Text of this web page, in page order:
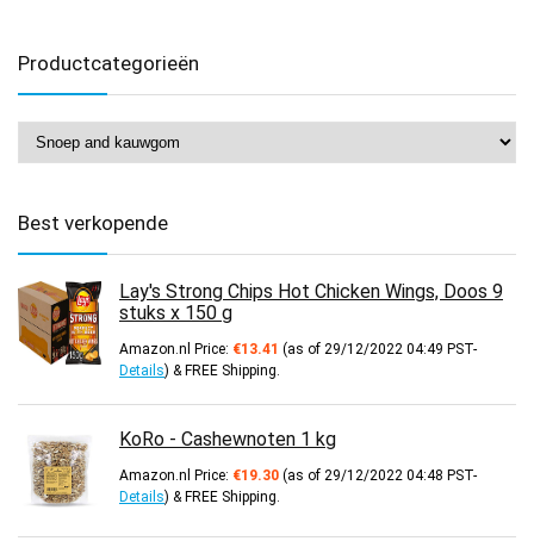
Productcategorieën
Best verkopende
Lay's Strong Chips Hot Chicken Wings, Doos 9
stuks x 150 g
Amazon.nl Price: €13.41 (as of 29/12/2022 04:49 PST-
Details) & FREE Shipping.
KoRo - Cashewnoten 1 kg
Amazon.nl Price: €19.30 (as of 29/12/2022 04:48 PST-
Details) & FREE Shipping.